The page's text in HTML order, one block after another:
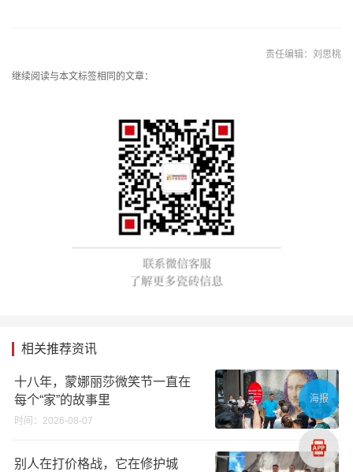
责任编辑：刘思桃
继续阅读与本文标签相同的文章：
相关推荐资讯
十八年，蒙娜丽莎微笑节一直在
每个“家”的故事里
时间：2026-08-07
别人在打价格战，它在修护城
海报